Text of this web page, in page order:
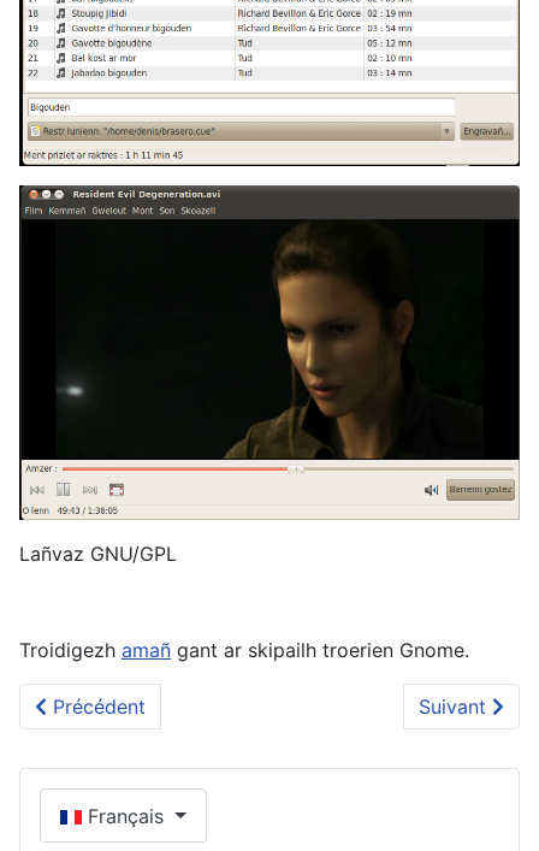
Français
Lañvaz GNU/GPL
Troidigezh amañ gant ar skipailh troerien Gnome.
Article précédent : Firefox & Thunderbird e
Précédent Article
Suivant